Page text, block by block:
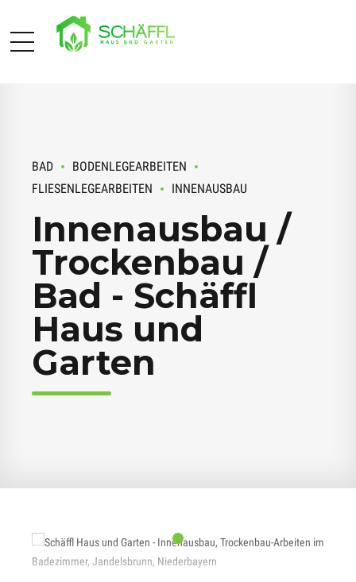
BAD
BODENLEGEARBEITEN
FLIESENLEGEARBEITEN
INNENAUSBAU
Innenausbau /
Trockenbau /
Bad - Schäffl
Haus und
Garten